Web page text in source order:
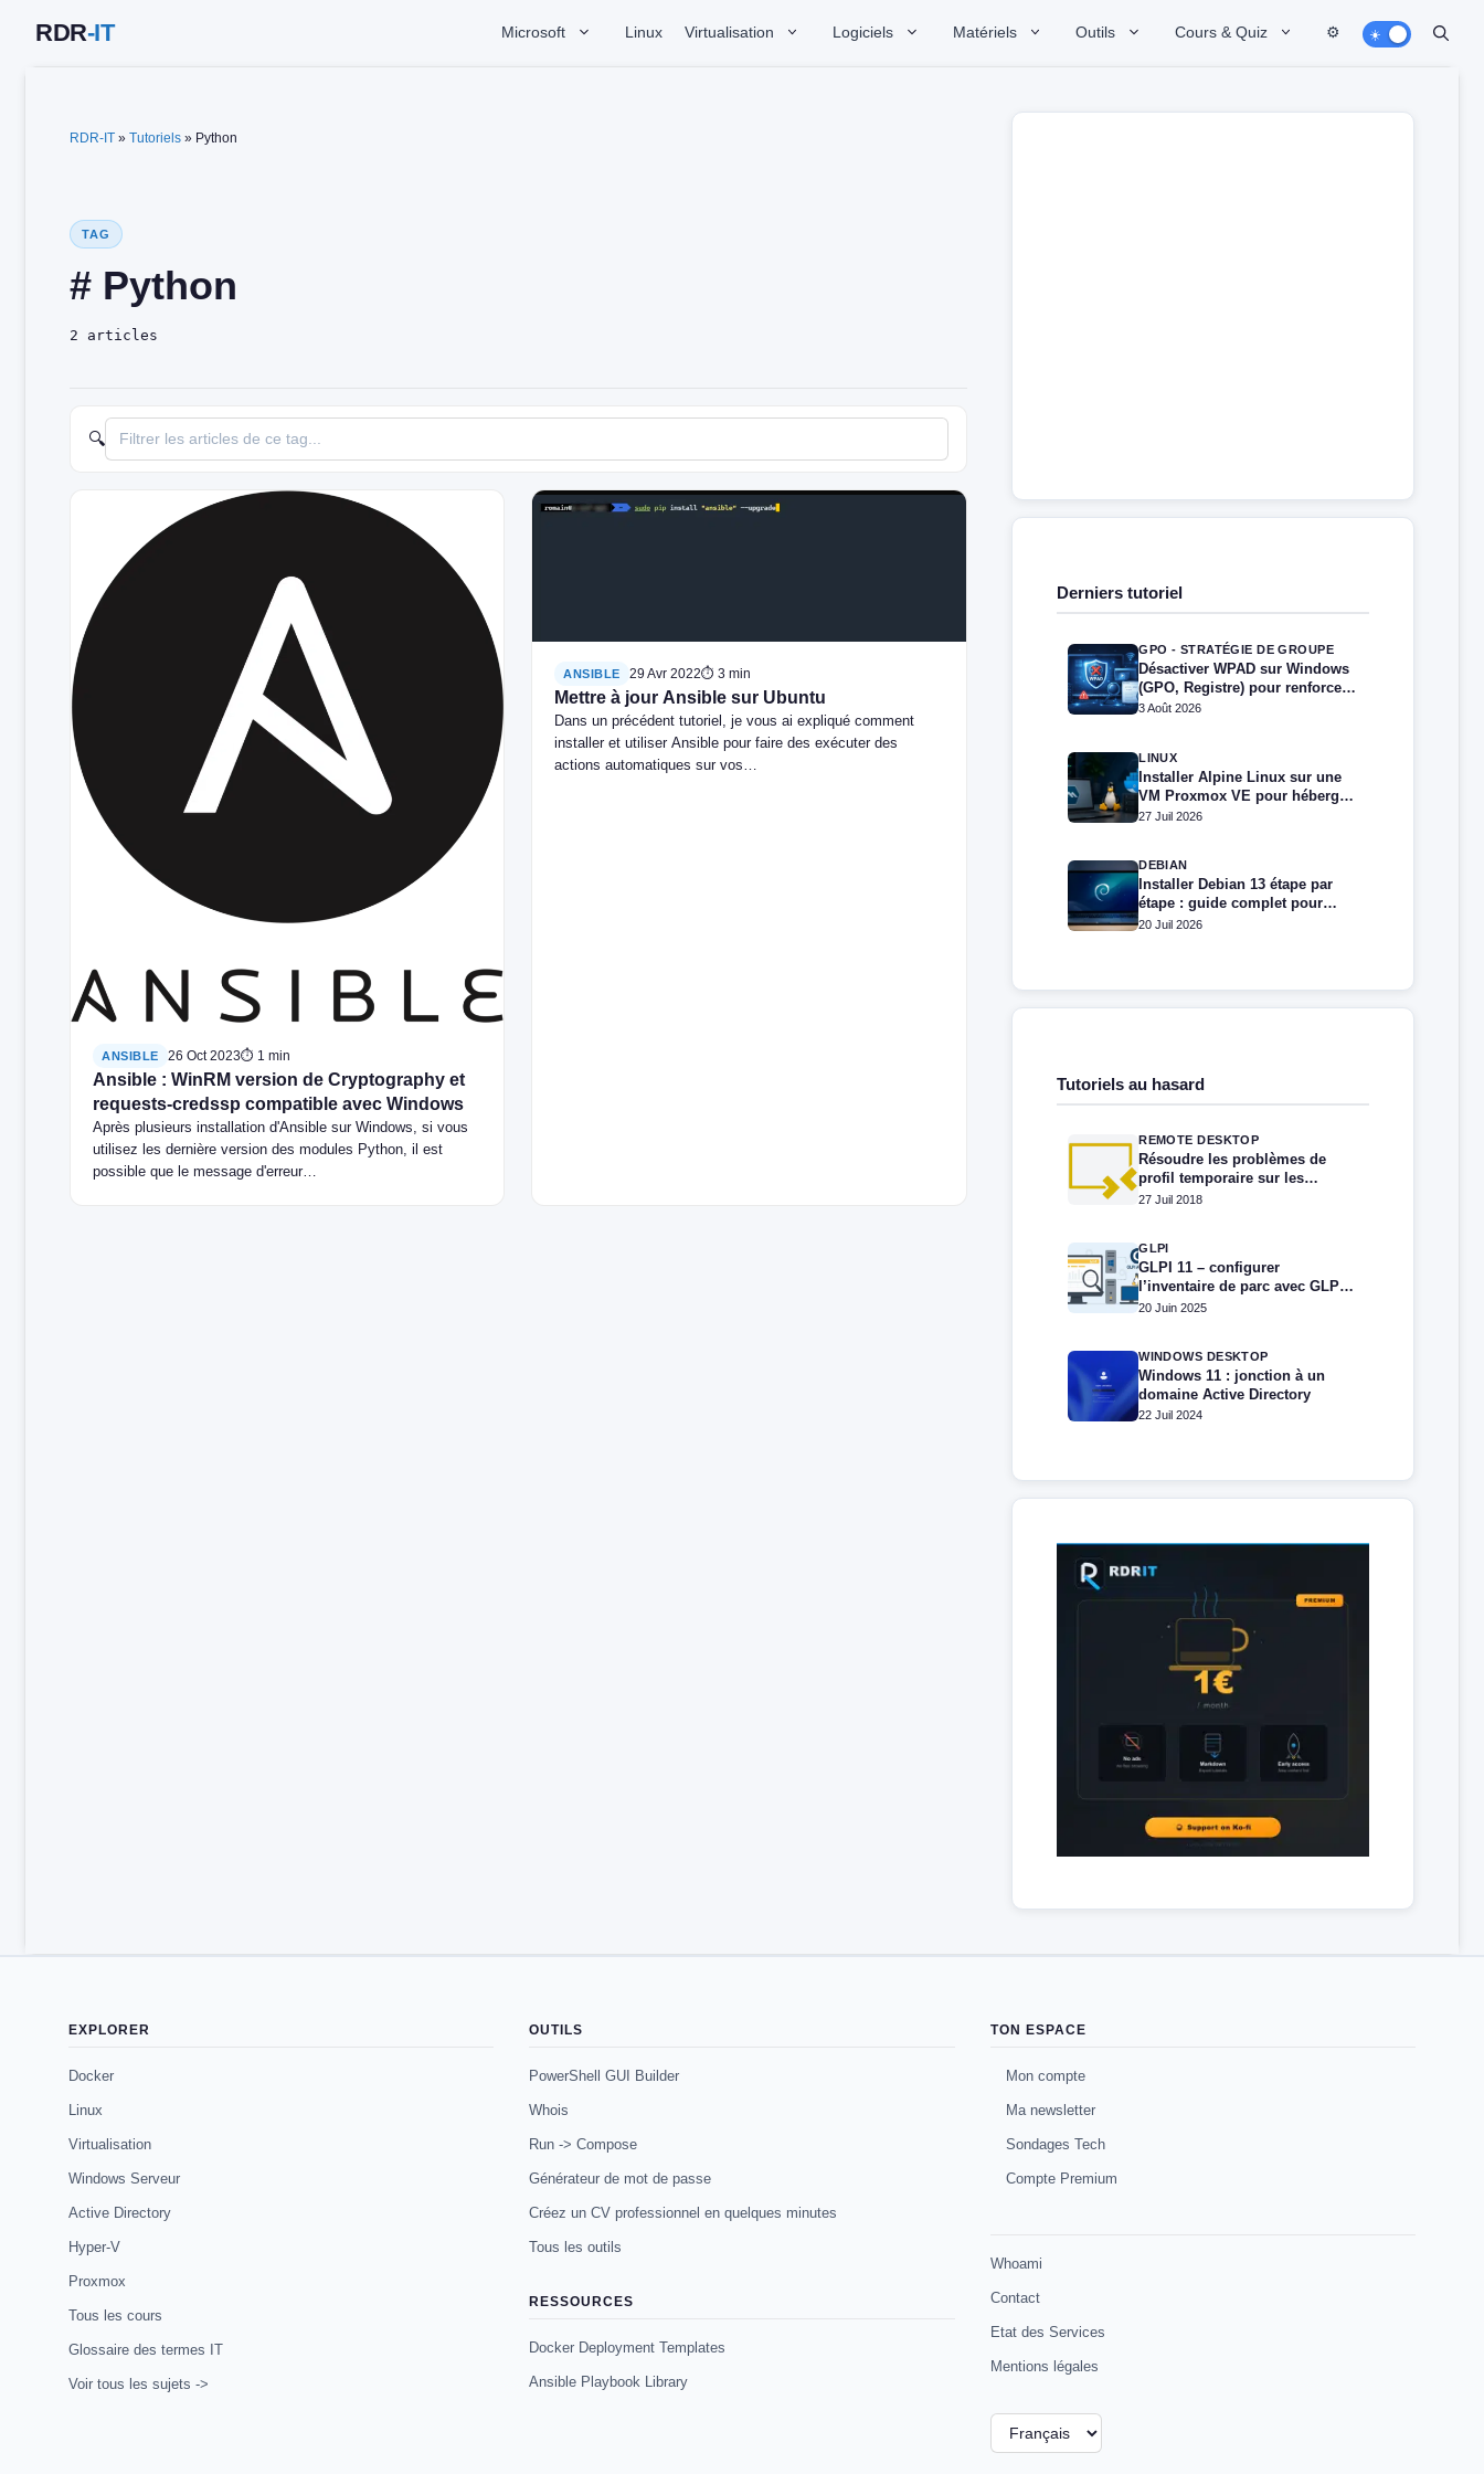
Microsoft Linux Virtualisation Logiciels Matériels Outils Cours & Quiz ⚙️
RDR-IT » Tutoriels » Python
TAG
# Python
2 articles
🔍
ANSIBLE 26 Oct 2023⏱ 1 min
Ansible : WinRM version de Cryptography et
requests-credssp compatible avec Windows
Après plusieurs installation d'Ansible sur Windows, si vous
utilisez les dernière version des modules Python, il est
possible que le message d'erreur…
ANSIBLE 29 Avr 2022⏱ 3 min
Mettre à jour Ansible sur Ubuntu
Dans un précédent tutoriel, je vous ai expliqué comment
installer et utiliser Ansible pour faire des exécuter des
actions automatiques sur vos…
Derniers tutoriel
GPO - STRATÉGIE DE GROUPE
Désactiver WPAD sur Windows
(GPO, Registre) pour renforcer
la sécurité
3 Août 2026
LINUX
Installer Alpine Linux sur une
VM Proxmox VE pour héberger
Docker et Docker Compose
27 Juil 2026
DEBIAN
Installer Debian 13 étape par
étape : guide complet pour
débutants et administrateurs
20 Juil 2026
Tutoriels au hasard
REMOTE DESKTOP
Résoudre les problèmes de
profil temporaire sur les
bureaux à distance RDS/TSE
27 Juil 2018
GLPI
GLPI 11 – configurer
l’inventaire de parc avec GLPI
Agent
20 Juin 2025
WINDOWS DESKTOP
Windows 11 : jonction à un
domaine Active Directory
22 Juil 2024
EXPLORER
Docker
Linux
Virtualisation
Windows Serveur
Active Directory
Hyper-V
Proxmox
Tous les cours
Glossaire des termes IT
Voir tous les sujets ->
OUTILS
PowerShell GUI Builder
Whois
Run -> Compose
Générateur de mot de passe
Créez un CV professionnel en quelques minutes
Tous les outils
RESSOURCES
Docker Deployment Templates
Ansible Playbook Library
TON ESPACE
Mon compte
Ma newsletter
Sondages Tech
Compte Premium
Whoami
Contact
Etat des Services
Mentions légales
Choisir
une